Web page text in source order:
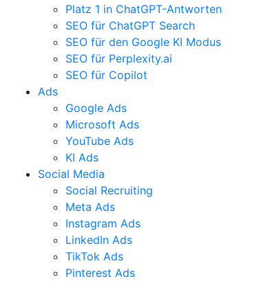
Platz 1 in ChatGPT-Antworten
SEO für ChatGPT Search
SEO für den Google KI Modus
SEO für Perplexity.ai
SEO für Copilot
Ads
Google Ads
Microsoft Ads
YouTube Ads
KI Ads
Social Media
Social Recruiting
Meta Ads
Instagram Ads
LinkedIn Ads
TikTok Ads
Pinterest Ads